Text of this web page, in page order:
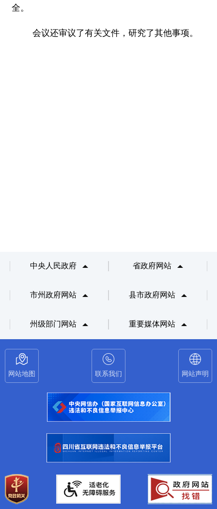
全。
会议还审议了有关文件，研究了其他事项。
中央人民政府 省政府网站
市州政府网站 县市政府网站
州级部门网站 重要媒体网站
网站地图 联系我们 网站声明